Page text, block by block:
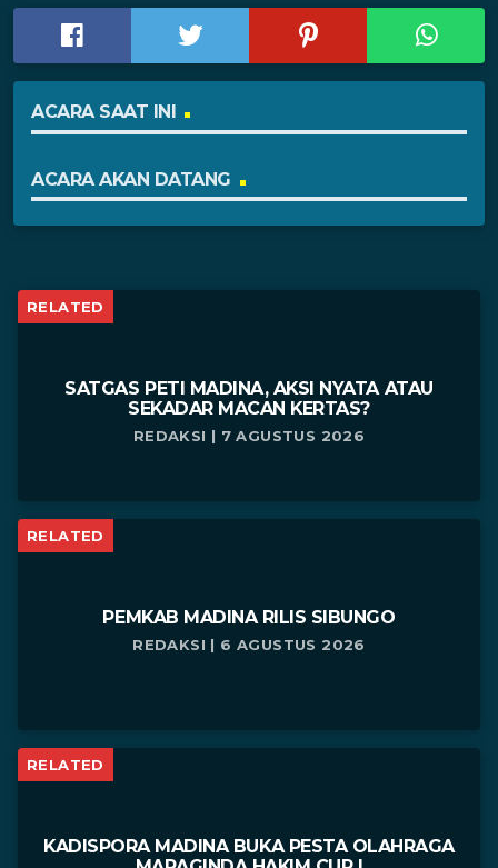
ACARA SAAT INI
ACARA AKAN DATANG
RELATED
SATGAS PETI MADINA, AKSI NYATA ATAU
SEKADAR MACAN KERTAS?
REDAKSI | 7 AGUSTUS 2026
RELATED
PEMKAB MADINA RILIS SIBUNGO
REDAKSI | 6 AGUSTUS 2026
RELATED
KADISPORA MADINA BUKA PESTA OLAHRAGA